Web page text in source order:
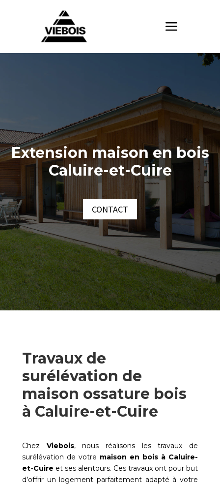
Extension maison en bois
Caluire-et-Cuire
CONTACT
Travaux de
surélévation de
maison ossature bois
à Caluire-et-Cuire
Chez Viebois, nous réalisons les travaux de
surélévation de votre maison en bois à Caluire-
et-Cuire et ses alentours. Ces travaux ont pour but
d’offrir un logement parfaitement adapté à votre